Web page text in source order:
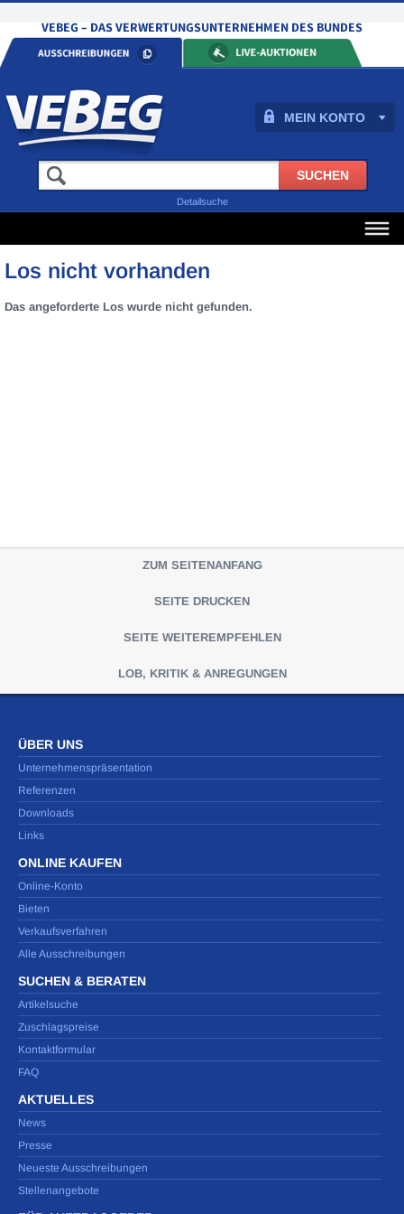
MEIN KONTO
Detailsuche
Los nicht vorhanden
Das angeforderte Los wurde nicht gefunden.
ZUM SEITENANFANG
SEITE DRUCKEN
SEITE WEITEREMPFEHLEN
LOB, KRITIK & ANREGUNGEN
ÜBER UNS
Unternehmenspräsentation
Referenzen
Downloads
Links
ONLINE KAUFEN
Online-Konto
Bieten
Verkaufsverfahren
Alle Ausschreibungen
SUCHEN & BERATEN
Artikelsuche
Zuschlagspreise
Kontaktformular
FAQ
AKTUELLES
News
Presse
Neueste Ausschreibungen
Stellenangebote